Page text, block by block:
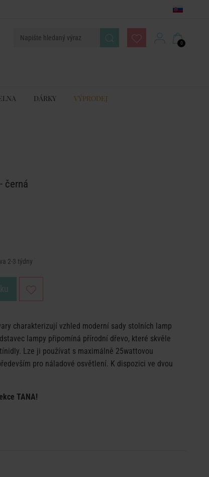
0
DÁRKY VÝPRODEJ
černá
2-3 týdny
charakterizují vzhled moderní sady stolních lamp
lampy připomíná přírodní dřevo, které skvěle
Lze ji používat s maximálně 25wattovou
pro náladové osvětlení. K dispozici ve dvou
TANA!